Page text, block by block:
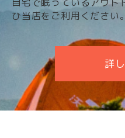
ひ当店をご利用ください。
詳